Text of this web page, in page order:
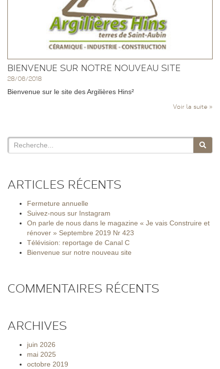
BIENVENUE SUR NOTRE NOUVEAU SITE
28/06/2018
Bienvenue sur le site des Argilières Hins²
Voir la suite »
ARTICLES RÉCENTS
Fermeture annuelle
Suivez-nous sur Instagram
On parle de nous dans le magazine « Je vais Construire et
rénover » Septembre 2019 Nr 423
Télévision: reportage de Canal C
Bienvenue sur notre nouveau site
COMMENTAIRES RÉCENTS
ARCHIVES
juin 2026
mai 2025
octobre 2019